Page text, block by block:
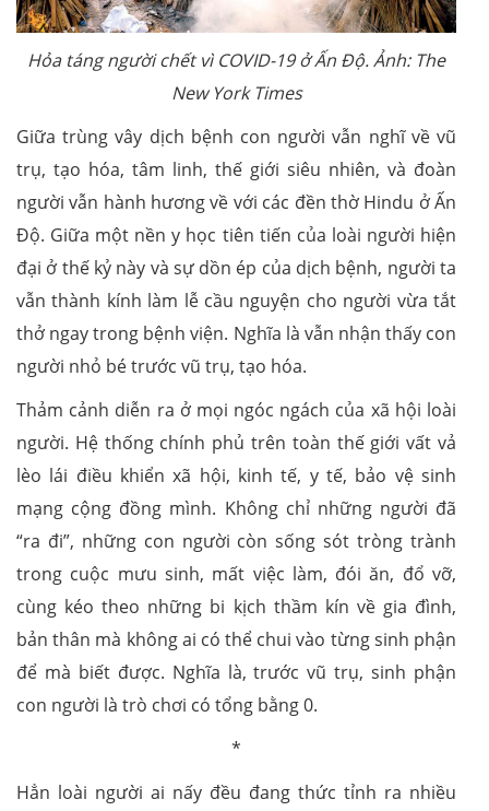
Hỏa táng người chết vì COVID-19 ở Ấn Độ. Ảnh: The
New York Times
Giữa trùng vây dịch bệnh con người vẫn nghĩ về vũ
trụ, tạo hóa, tâm linh, thế giới siêu nhiên, và đoàn
người vẫn hành hương về với các đền thờ Hindu ở Ấn
Độ. Giữa một nền y học tiên tiến của loài người hiện
đại ở thế kỷ này và sự dồn ép của dịch bệnh, người ta
vẫn thành kính làm lễ cầu nguyện cho người vừa tắt
thở ngay trong bệnh viện. Nghĩa là vẫn nhận thấy con
người nhỏ bé trước vũ trụ, tạo hóa.
Thảm cảnh diễn ra ở mọi ngóc ngách của xã hội loài
người. Hệ thống chính phủ trên toàn thế giới vất vả
lèo lái điều khiển xã hội, kinh tế, y tế, bảo vệ sinh
mạng cộng đồng mình. Không chỉ những người đã
“ra đi”, những con người còn sống sót tròng trành
trong cuộc mưu sinh, mất việc làm, đói ăn, đổ vỡ,
cùng kéo theo những bi kịch thầm kín về gia đình,
bản thân mà không ai có thể chui vào từng sinh phận
để mà biết được. Nghĩa là, trước vũ trụ, sinh phận
con người là trò chơi có tổng bằng 0.
*
Hẳn loài người ai nấy đều đang thức tỉnh ra nhiều